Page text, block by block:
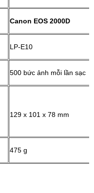
Canon EOS 2000D
LP-E10
500 bức ảnh mỗi lần sạc
129 x 101 x 78 mm
475 g